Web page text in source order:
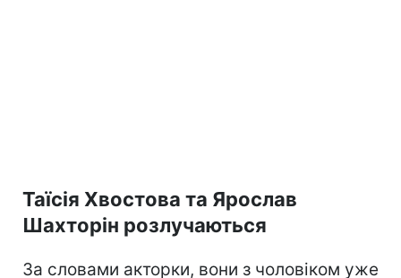
Таїсія Хвостова та Ярослав
Шахторін розлучаються
За словами акторки, вони з чоловіком уже